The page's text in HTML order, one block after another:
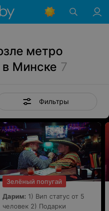
метро
Минске 7
Фильтры
Зелёный попугай
Дарим: 1) Вип статус от 5
человек 2) Подарки